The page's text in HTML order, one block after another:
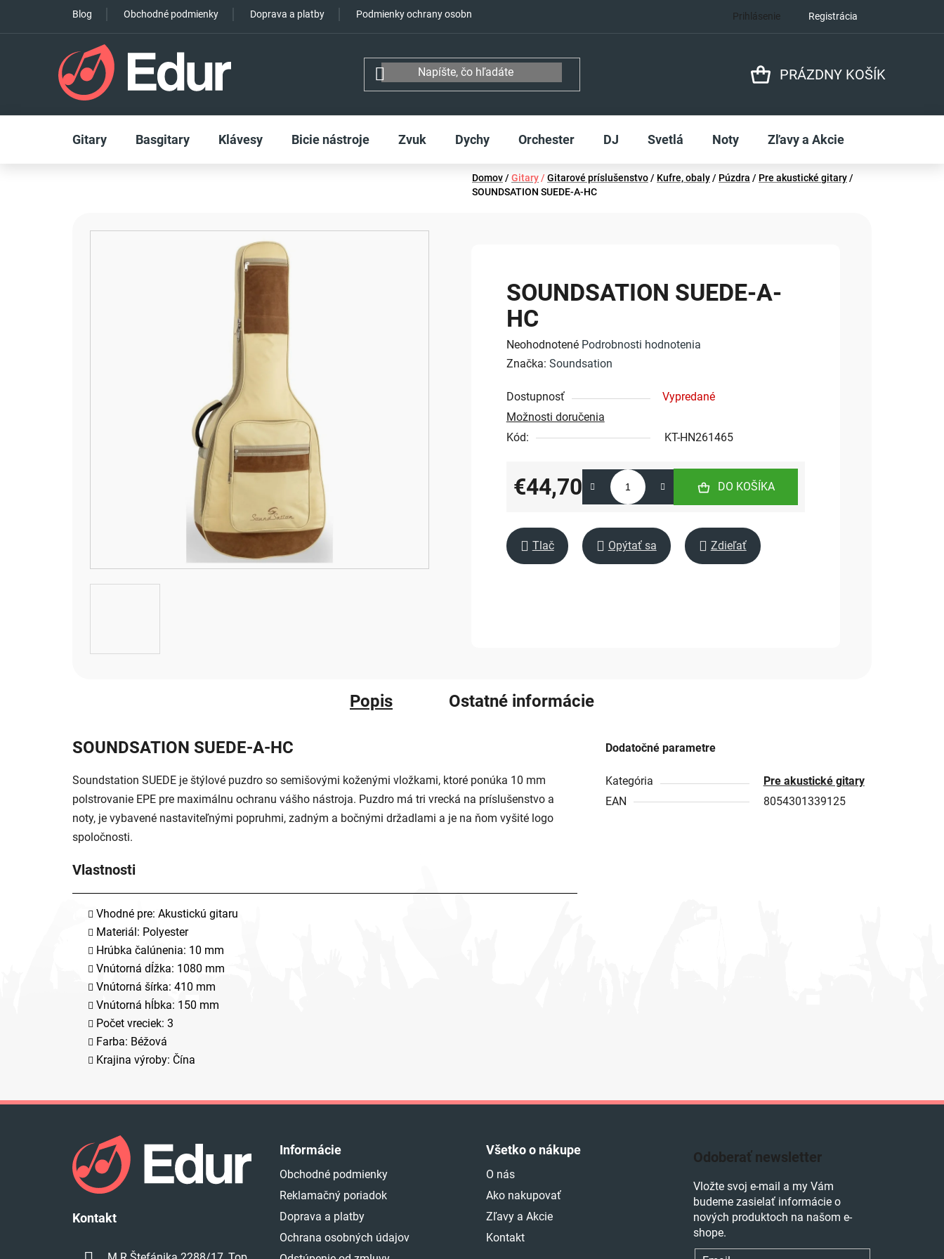
obsah
Blog Obchodné podmienky Doprava a platby Podmienky ochrany osobných údajov Prihlásenie Registrácia
PRÁZDNY KOŠÍK
Gitary Basgitary Klávesy Bicie nástroje Zvuk Dychy Orchester DJ Svetlá Noty Zľavy a Akcie
Domov/Gitary / Gitarové príslušenstvo/ Kufre, obaly/ Púzdra / Pre akustické gitary/
SOUNDSATION SUEDE-A-HC
SOUNDSATION SUEDE-A-
HC
Priemerné
hodnotenie
je
0,0
z
hviezdičiek.
Neohodnotené Podrobnosti hodnotenia
Značka: Soundsation
Dostupnosť
Vypredané
Možnosti doručenia
Kód:
KT-HN261465
€44,70
Jednotková cena:
DO KOŠÍKA
Tlač Opýtať sa Zdieľať
Popis Ostatné informácie
SOUNDSATION SUEDE-A-HC
Soundstation SUEDE je štýlové puzdro so semišovými koženými vložkami, ktoré ponúka 10 mm
polstrovanie EPE pre maximálnu ochranu vášho nástroja. Puzdro má tri vrecká na príslušenstvo a
noty, je vybavené nastaviteľnými popruhmi, zadným a bočnými držadlami a je na ňom vyšité logo
spoločnosti.
Vlastnosti
Vhodné pre: Akustickú gitaru
Materiál: Polyester
Hrúbka čalúnenia: 10 mm
Vnútorná dĺžka: 1080 mm
Vnútorná šírka: 410 mm
Vnútorná hĺbka: 150 mm
Počet vreciek: 3
Farba: Béžová
Krajina výroby: Čína
Dodatočné parametre
Kategória
Pre akustické gitary
EAN
8054301339125
Kontakt
Informácie
Obchodné podmienky
Reklamačný poriadok
Doprava a platby
Ochrana osobných údajov
Všetko o nákupe
O nás
Ako nakupovať
Zľavy a Akcie
Kontakt
Odoberať newsletter
Vložte svoj e-mail a my Vám
budeme zasielať informácie o
nových produktoch na našom e-
shope.